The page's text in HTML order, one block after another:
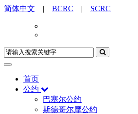
简体中文 | BCRC | SCRC
首页
公约
巴塞尔公约
斯德哥尔摩公约